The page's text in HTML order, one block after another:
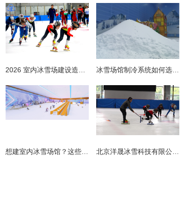
冰雪场馆制冷系统如何选择更节能？从设计到运维的全链路节能指南
北京洋晟冰雪科技有限公司扎根首都北京，是国内领先的室内冰雪场馆建设一站式服务商。